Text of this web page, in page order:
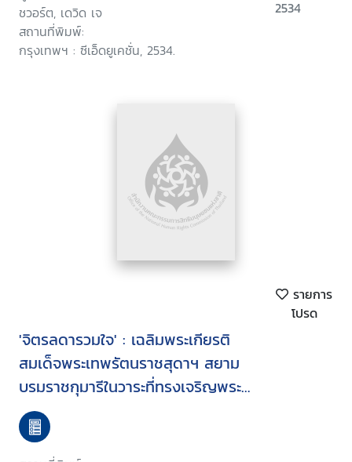
ชวอร์ต, เดวิด เจ
สถานที่พิมพ์:
กรุงเทพฯ : ซีเอ็ดยูเคชั่น, 2534.
2534
รายการ
โปรด
'จิตรลดารวมใจ' : เฉลิมพระเกียรติ
สมเด็จพระเทพรัตนราชสุดาฯ สยาม
บรมราชกุมารีในวาระที่ทรงเจริญพระ
ชนมายุครบ 3 รอบ และฉลอง
โรงเรียนจิตรลดามีอายุครบ 36 ปี